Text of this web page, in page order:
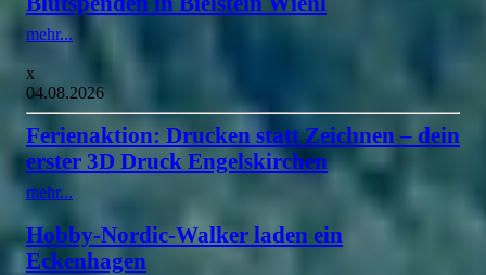
mehr...
x
04.08.2026
Ferienaktion: Drucken statt Zeichnen – dein
erster 3D Druck Engelskirchen
mehr...
Hobby-Nordic-Walker laden ein
Eckenhagen